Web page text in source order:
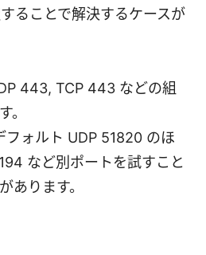
ることで解決するケースが
443, TCP 443 などの組
。
フォルト UDP 51820 のほ
など別ポートを試すこと
あります。